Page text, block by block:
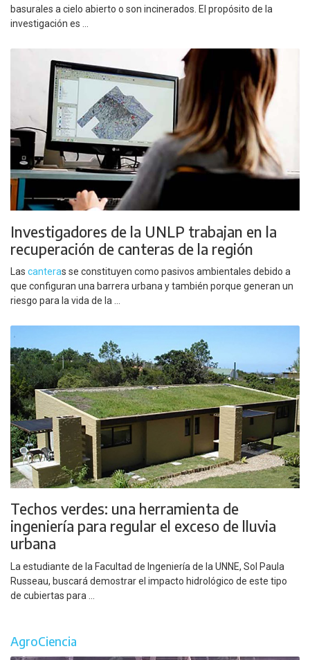
basurales a cielo abierto o son incinerados. El propósito de la
investigación es ...
Investigadores de la UNLP trabajan en la
recuperación de canteras de la región
Las canteras se constituyen como pasivos ambientales debido a
que configuran una barrera urbana y también porque generan un
riesgo para la vida de la ...
Techos verdes: una herramienta de
ingeniería para regular el exceso de lluvia
urbana
La estudiante de la Facultad de Ingeniería de la UNNE, Sol Paula
Russeau, buscará demostrar el impacto hidrológico de este tipo
de cubiertas para ...
AgroCiencia